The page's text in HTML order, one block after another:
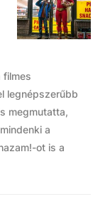
filmes
legnépszerűbb
megmutatta,
a
ot is a